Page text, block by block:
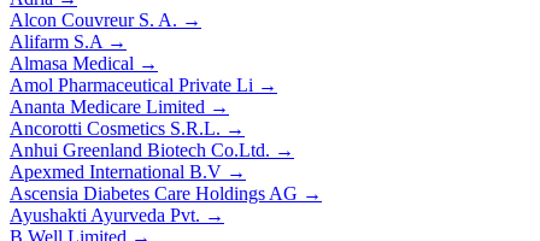
Alcon Couvreur S. A. →
Alifarm S.A →
Almasa Medical →
Amol Pharmaceutical Private Li →
Ananta Medicare Limited →
Ancorotti Cosmetics S.R.L. →
Anhui Greenland Biotech Co.Ltd. →
Apexmed International B.V →
Ascensia Diabetes Care Holdings AG →
Ayushakti Ayurveda Pvt. →
B.Well Limited →